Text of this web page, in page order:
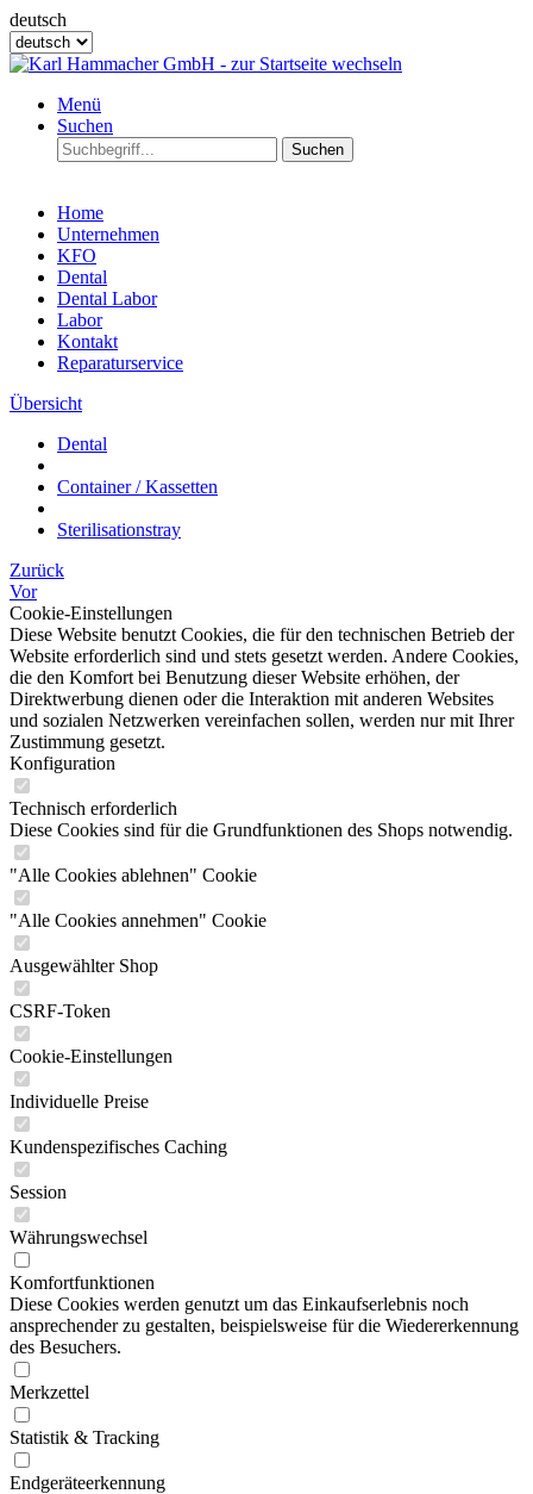
deutsch
Menü
Suchen
Suchen
Home
Unternehmen
KFO
Dental
Dental Labor
Labor
Kontakt
Reparaturservice
Übersicht
Dental
Container / Kassetten
Sterilisationstray
Zurück
Vor
Cookie-Einstellungen
Diese Website benutzt Cookies, die für den technischen Betrieb der
Website erforderlich sind und stets gesetzt werden. Andere Cookies,
die den Komfort bei Benutzung dieser Website erhöhen, der
Direktwerbung dienen oder die Interaktion mit anderen Websites
und sozialen Netzwerken vereinfachen sollen, werden nur mit Ihrer
Zustimmung gesetzt.
Konfiguration
Technisch erforderlich
Diese Cookies sind für die Grundfunktionen des Shops notwendig.
"Alle Cookies ablehnen" Cookie
"Alle Cookies annehmen" Cookie
Ausgewählter Shop
CSRF-Token
Cookie-Einstellungen
Individuelle Preise
Kundenspezifisches Caching
Session
Währungswechsel
Komfortfunktionen
Diese Cookies werden genutzt um das Einkaufserlebnis noch
ansprechender zu gestalten, beispielsweise für die Wiedererkennung
des Besuchers.
Merkzettel
Statistik & Tracking
Endgeräteerkennung